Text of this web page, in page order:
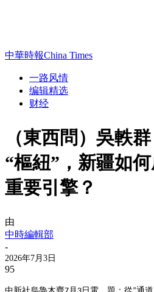
中華時報China Times
一路风情
编辑精选
财经
（東西問）吳軼
“樞紐”，新疆如
重要引擎？
由
中時編輯部
-
2026年7月3日
95